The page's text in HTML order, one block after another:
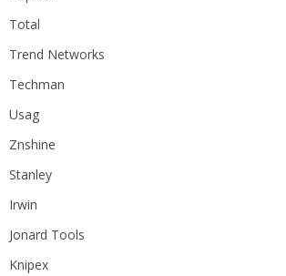
Total
Trend Networks
Techman
Usag
Znshine
Stanley
Irwin
Jonard Tools
Knipex